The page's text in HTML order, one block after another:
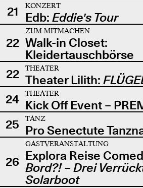
21
KONZERT
Edb: Eddie's Tour
22
ZUM MITMACHEN
Walk-in Closet:
Kleidertauschbörse
22
THEATER
Theater Lilith:
24
THEATER
Kick Off Event –
25
TANZ
Pro Senectute
26
GASTVERANSTALTUNG
Explora Reise
Bord?! – Drei
Solarboot